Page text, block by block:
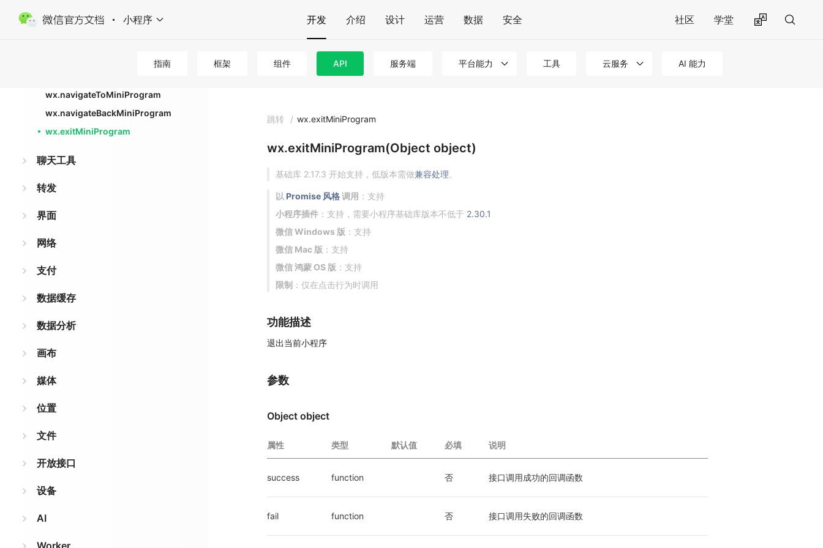
小程序 开发 介绍 设计 运营 数据 安全 社区 学堂
指南 框架 组件 API 服务端 平台能力 工具 云服务 AI 能力
wx.openEmbeddedMiniProgram
wx.offEmbeddedMiniProgramHei
wx.navigateToMiniProgram
wx.navigateBackMiniProgram
wx.exitMiniProgram
聊天工具
转发
界面
网络
支付
数据缓存
数据分析
画布
媒体
位置
文件
开放接口
设备
AI
Worker
跳转 / wx.exitMiniProgram
wx.exitMiniProgram(Object object)
基础库 2.17.3 开始支持，低版本需做兼容处理。
以 Promise 风格调用 ：支持
小程序插件 ：支持，需要小程序基础库版本不低于 2.30.1
微信 Windows 版 ：支持
微信 Mac 版 ：支持
微信 鸿蒙 OS 版 ：支持
限制 ：仅在点击行为时调用
功能描述
退出当前小程序
参数
Object object
属性 类型 默认值 必填 说明
success function 否 接口调用成功的回调函数
fail function 否 接口调用失败的回调函数